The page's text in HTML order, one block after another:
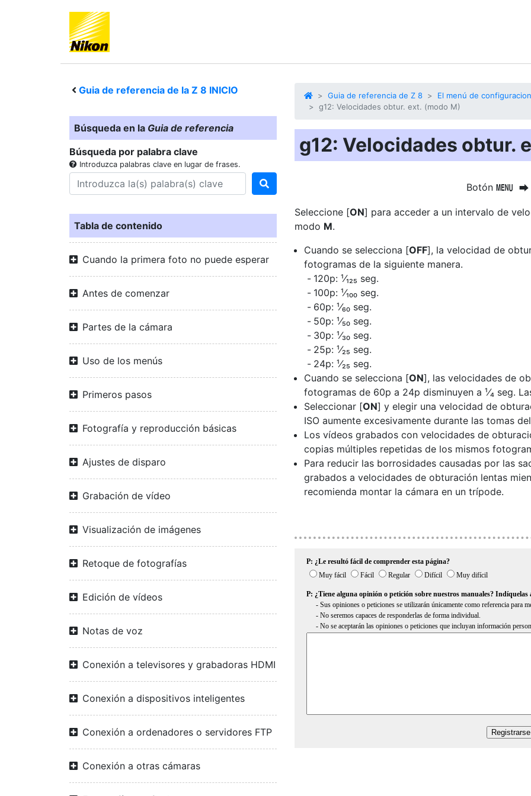
Guia de referencia de la Z 8 INICIO
Búsqueda en la Guia de referencia
Búsqueda por palabra clave
Introduzca palabras clave en lugar de frases.
Tabla de contenido
Cuando la primera foto no puede esperar
Antes de comenzar
Partes de la cámara
Uso de los menús
Primeros pasos
Fotografía y reproducción básicas
Ajustes de disparo
Grabación de vídeo
Visualización de imágenes
Retoque de fotografías
Edición de vídeos
Notas de voz
Conexión a televisores y grabadoras HDMI
Conexión a dispositivos inteligentes
Conexión a ordenadores o servidores FTP
Conexión a otras cámaras
Guia de referencia de Z 8
El menú de
g12: Velocidades obtur. ext. (modo M)
g12: Velocidades obtur.
Botón G U
Seleccione [ON] para acceder a un intervalo de
modo M.
Cuando se selecciona [OFF], la velocidad de
fotogramas de la siguiente manera.
120p: ¹⁄₁₂₅ seg.
100p: ¹⁄₁₀₀ seg.
60p: ¹⁄₆₀ seg.
50p: ¹⁄₅₀ seg.
30p: ¹⁄₃₀ seg.
25p: ¹⁄₂₅ seg.
24p: ¹⁄₂₅ seg.
Cuando se selecciona [ON], las velocidades de
fotogramas de 60p a 24p disminuyen a ¹⁄₄ seg.
Seleccionar [ON] y elegir una velocidad de
ISO aumente excesivamente durante las tomas
Los vídeos grabados con velocidades de
copias múltiples repetidas de los mismos
Para reducir las borrosidades causadas por las
grabados a velocidades de obturación lentas
recomienda montar la cámara en un trípode.